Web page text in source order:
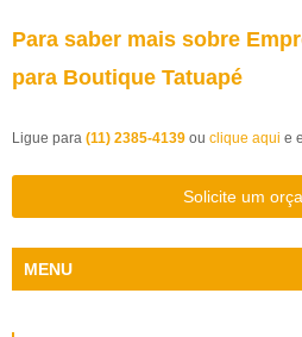
Para saber mais sobre
para Boutique Tatuapé
Ligue para (11) 2385-4139 ou clique aqui e
Solicite um
MENU